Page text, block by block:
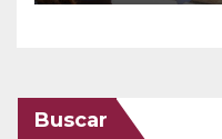
Buscar